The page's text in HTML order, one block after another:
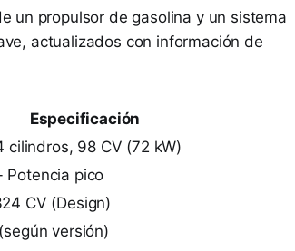
un propulsor de gasolina y un sistema
actualizados con información de
Especificación
cilindros, 98 CV (72 kW)
Potencia pico
CV (Design)
versión)